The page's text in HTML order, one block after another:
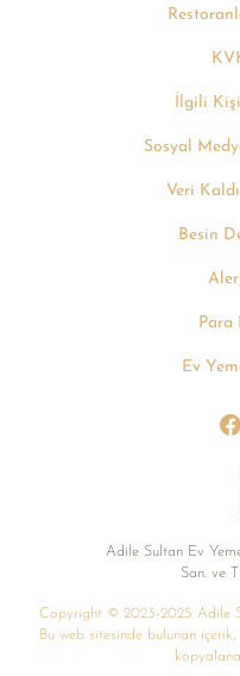
İlgili
Sosyal
Veri
Besin
Para
Ev
Adile Sultan Ev
San. ve
Copyright © 2023-2025 Adile
Bu web sitesinde bulunan